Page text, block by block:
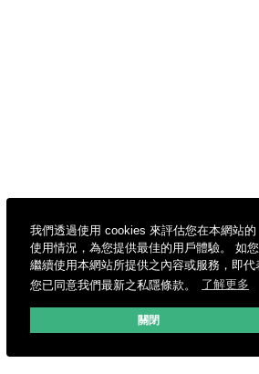
我們透過使用 cookies 來評估您在本網站的
使用情況，為您提供最佳的用戶體驗。 如您
繼續使用本網站所提供之內容或服務，即代
您已同意我們最新之私隱條款。
了解更多
關閉